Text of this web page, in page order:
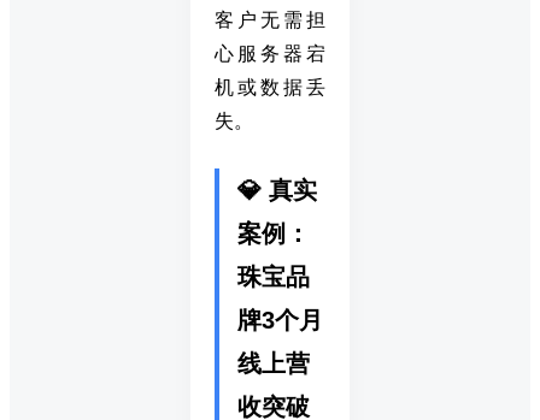
客户无需担
心服务器宕
机或数据丢
失。
💎 真实
案例：
珠宝品
牌3个月
线上营
收突破